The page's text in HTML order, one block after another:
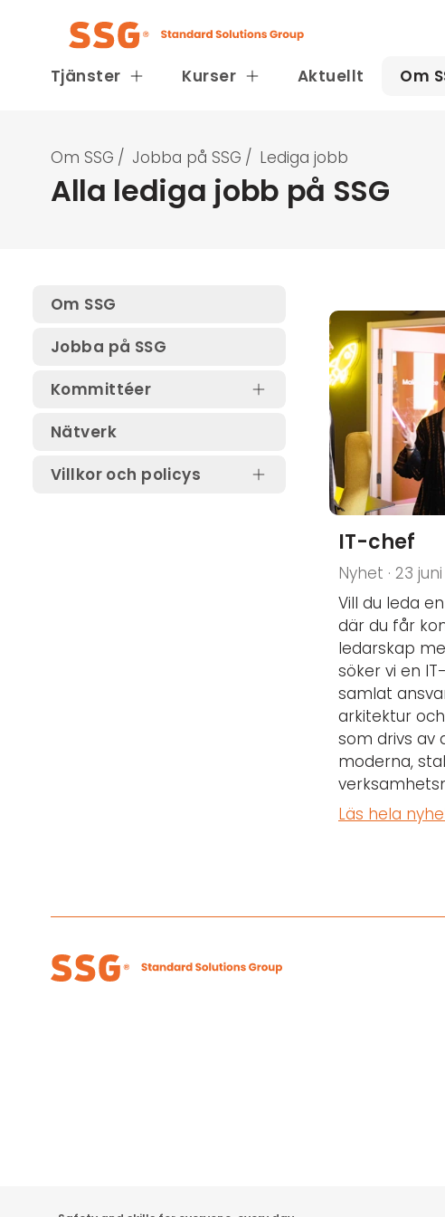
Tjänster Kurser Aktuellt Om
Om SSG / Jobba på SSG / Lediga jobb
Alla lediga jobb på SSG
Om SSG
Jobba på SSG
Kommittéer
Delta i kommitté eller
Nätverk
Villkor och policys
IT-chef
Nyhet · 23
Vill du leda
där du får
ledarskap
söker vi en
samlat
arkitektur
som drivs av
moderna,
Läs hela